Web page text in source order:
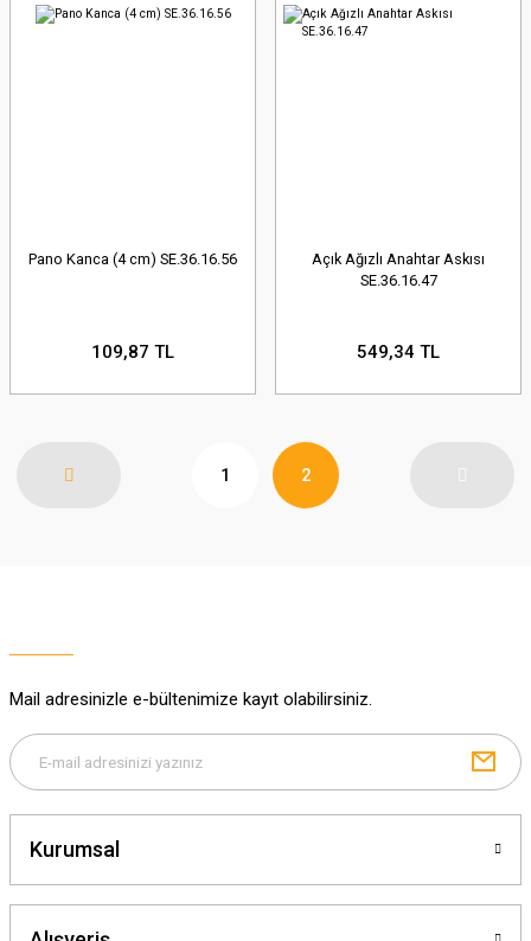
Pano Kanca (4 cm) SE.36.16.56
109,87 TL
Açık Ağızlı Anahtar Askısı
SE.36.16.47
549,34 TL
1 2
Mail adresinizle e-bültenimize kayıt olabilirsiniz.
Kurumsal